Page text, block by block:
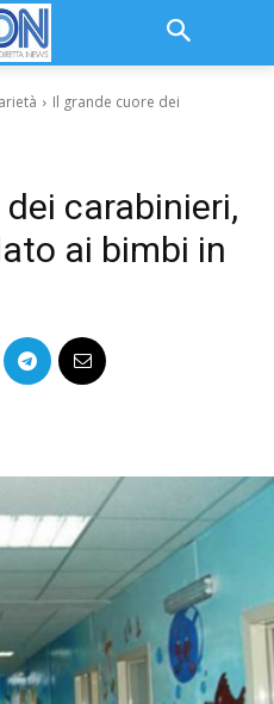
Il grande cuore dei
carabinieri,
ai bimbi in